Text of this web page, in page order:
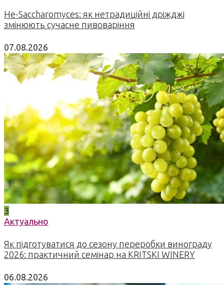
Не-Saccharomyces: як нетрадиційні дріжджі
змінюють сучасне пивоваріння
07.08.2026
3
Актуально
Як підготуватися до сезону переробки винограду
2026: практичний семінар на KRITSKI WINERY
06.08.2026